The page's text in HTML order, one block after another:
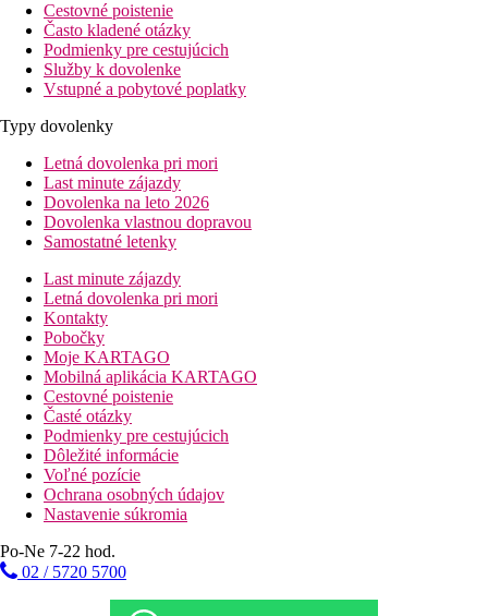
Cestovné poistenie
Často kladené otázky
Podmienky pre cestujúcich
Služby k dovolenke
Vstupné a pobytové poplatky
Typy dovolenky
Letná dovolenka pri mori
Last minute zájazdy
Dovolenka na leto 2026
Dovolenka vlastnou dopravou
Samostatné letenky
Last minute zájazdy
Letná dovolenka pri mori
Kontakty
Pobočky
Moje KARTAGO
Mobilná aplikácia KARTAGO
Cestovné poistenie
Časté otázky
Podmienky pre cestujúcich
Dôležité informácie
Voľné pozície
Ochrana osobných údajov
Nastavenie súkromia
Po-Ne 7-22 hod.
02 / 5720 5700